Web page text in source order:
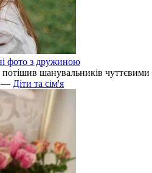
фото з дружиною
шанувальників
— Діти та сім'я